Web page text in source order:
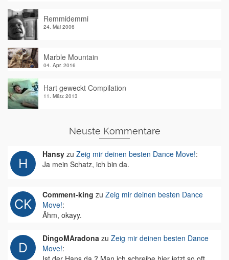
Remmidemmi
24. Mai 2006
Marble Mountain
04. Apr. 2016
Hart geweckt Compilation
11. März 2013
Neuste Kommentare
Hansy zu Zeig mir deinen besten Dance Move!:
Ja mein Schatz, ich bin da.
Comment-king zu Zeig mir deinen besten Dance
Move!:
Ähm, okayy.
DingoMAradona zu Zeig mir deinen besten Dance
Move!: